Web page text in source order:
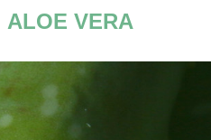
ALOE VERA